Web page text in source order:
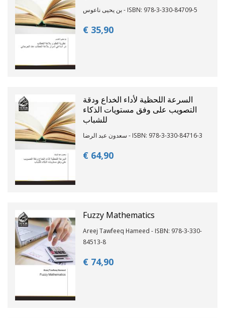
بن يحيى ناعوس - ISBN: 978-3-330-84709-5
€ 35,90
السرعة اللحظية لأداء الخداع ودقة
التصويب على وفق مستويات الذكاء
للشباب
سعدون عبد الرضا - ISBN: 978-3-330-84716-3
€ 64,90
Fuzzy Mathematics
Areej Tawfeeq Hameed - ISBN: 978-3-330-
84513-8
€ 74,90